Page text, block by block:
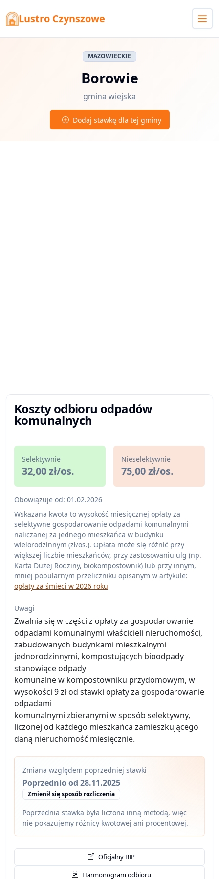
Lustro Czynszowe
MAZOWIECKIE
Borowie
gmina wiejska
Dodaj stawkę dla tej gminy
Koszty odbioru odpadów
komunalnych
Selektywnie
32,00 zł/os.
Nieselektywnie
75,00 zł/os.
Obowiązuje od: 01.02.2026
Wskazana kwota to wysokość miesięcznej opłaty za
selektywne gospodarowanie odpadami komunalnymi
naliczanej za jednego mieszkańca w budynku
wielorodzinnym (zł/os.). Opłata może się różnić przy
większej liczbie mieszkańców, przy zastosowaniu ulg (np.
Karta Dużej Rodziny, biokompostownik) lub przy innym,
mniej popularnym przeliczniku opisanym w artykule:
opłaty za śmieci w 2026 roku.
Uwagi
Zwalnia się w części z opłaty za gospodarowanie
odpadami komunalnymi właścicieli nieruchomości,
zabudowanych budynkami mieszkalnymi
jednorodzinnymi, kompostujących bioodpady
stanowiące odpady
komunalne w kompostowniku przydomowym, w
wysokości 9 zł od stawki opłaty za gospodarowanie
odpadami
komunalnymi zbieranymi w sposób selektywny,
liczonej od każdego mieszkańca zamieszkującego
daną nieruchomość miesięcznie.
Zmiana względem poprzedniej stawki
Poprzednio od 28.11.2025
Zmienił się sposób rozliczenia
Poprzednia stawka była liczona inną metodą, więc
nie pokazujemy różnicy kwotowej ani procentowej.
Oficjalny BIP
Harmonogram odbioru